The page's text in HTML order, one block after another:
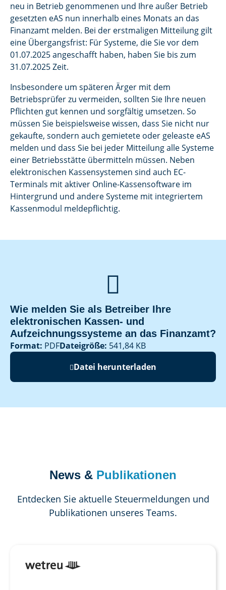
neu in Betrieb genommenen und Ihre außer Betrieb
gesetzten eAS nun innerhalb eines Monats an das
Finanzamt melden. Bei der erstmaligen Mitteilung gilt
eine Übergangsfrist: Für Systeme, die Sie vor dem
01.07.2025 angeschafft haben, haben Sie bis zum
31.07.2025 Zeit.
Insbesondere um späteren Ärger mit dem
Betriebsprüfer zu vermeiden, sollten Sie Ihre neuen
Pflichten gut kennen und sorgfältig umsetzen. So
müssen Sie beispielsweise wissen, dass Sie nicht nur
gekaufte, sondern auch gemietete oder geleaste eAS
melden und dass Sie bei jeder Mitteilung alle Systeme
einer Betriebsstätte übermitteln müssen. Neben
elektronischen Kassensystemen sind auch EC-
Terminals mit aktiver Online-Kassensoftware im
Hintergrund und andere Systeme mit integriertem
Kassenmodul meldepflichtig.

Wie melden Sie als Betreiber Ihre
elektronischen Kassen- und
Aufzeichnungssysteme an das Finanzamt?
Format: PDFDateigröße: 541,84 KB
Datei herunterladen
News & Publikationen
Entdecken Sie aktuelle Steuermeldungen und
Publikationen unseres Teams.